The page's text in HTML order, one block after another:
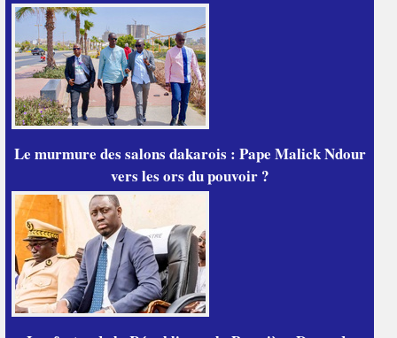
Le murmure des salons dakarois : Pape Malick Ndour
vers les ors du pouvoir ?